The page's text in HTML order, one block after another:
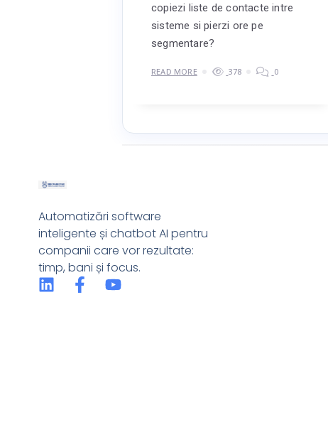
copiezi liste de contacte intre
sisteme si pierzi ore pe
segmentare?
READ MORE 378 0
Automatizări software
inteligente și chatbot AI pentru
companii care vor rezultate:
timp, bani și focus.